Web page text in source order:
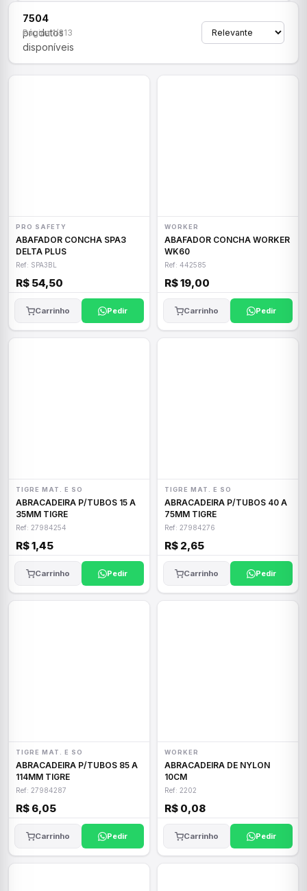
7504
produtos
disponíveis
Página 1/313
PRO SAFETY
ABAFADOR CONCHA SPA3
DELTA PLUS
Ref: SPA3BL
R$ 54,50
Carrinho Pedir
WORKER
ABAFADOR CONCHA WORKER
WK60
Ref: 442585
R$ 19,00
Carrinho Pedir
TIGRE MAT. E SO
ABRACADEIRA P/TUBOS 15 A
35MM TIGRE
Ref: 27984254
R$ 1,45
Carrinho Pedir
TIGRE MAT. E SO
ABRACADEIRA P/TUBOS 40 A
75MM TIGRE
Ref: 27984276
R$ 2,65
Carrinho Pedir
TIGRE MAT. E SO
ABRACADEIRA P/TUBOS 85 A
114MM TIGRE
Ref: 27984287
R$ 6,05
Carrinho Pedir
WORKER
ABRACADEIRA DE NYLON
10CM
Ref: 2202
R$ 0,08
Carrinho Pedir